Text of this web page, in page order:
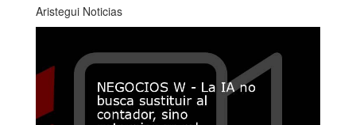
Aristegui Noticias